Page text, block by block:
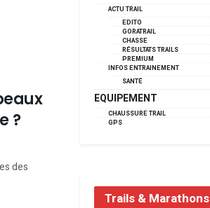
?
des
ACTU TRAIL
EDITO
GORATRAIL
CHASSE
RÉSULTATS TRAILS
PREMIUM
INFOS ENTRAINEMENT
SANTÉ
EQUIPEMENT
CHAUSSURE TRAIL
GPS
Trails & Marathons